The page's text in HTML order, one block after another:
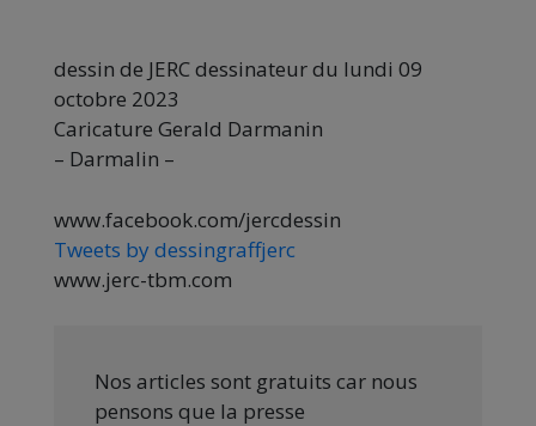
dessin de JERC dessinateur du lundi 09
octobre 2023
Caricature Gerald Darmanin
– Darmalin –
www.facebook.com/jercdessin
Tweets by dessingraffjerc
www.jerc-tbm.com
Nos articles sont gratuits car nous
pensons que la presse